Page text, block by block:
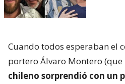
Cuando todos esperaban el
portero Álvaro Montero (que
chileno sorprendió con un